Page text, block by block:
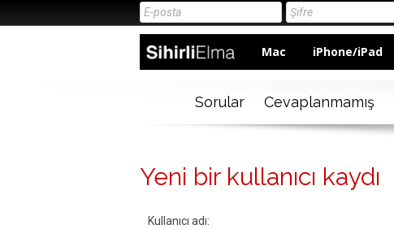
Mac iPhone/iPad
Sorular Cevaplanmamış
Yeni bir kullanıcı kaydı
Kullanıcı adı: